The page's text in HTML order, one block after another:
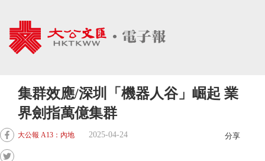
集群效應/深圳「機器人谷」崛起 業
界劍指萬億集群
大公報 A13：內地 2025-04-24 分享